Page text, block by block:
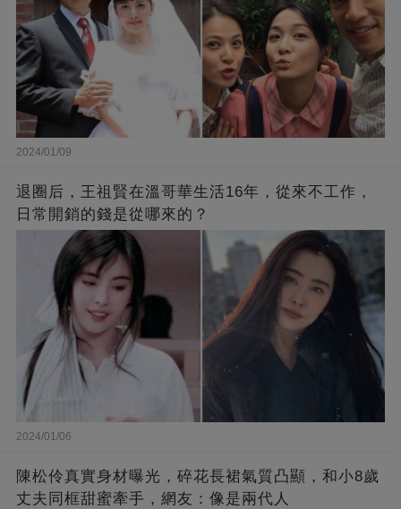
2024/01/09
退圈后，王祖賢在溫哥華生活16年，從來不工作，
日常開銷的錢是從哪來的？
2024/01/06
陳松伶真實身材曝光，碎花長裙氣質凸顯，和小8歲
丈夫同框甜蜜牽手，網友：像是兩代人